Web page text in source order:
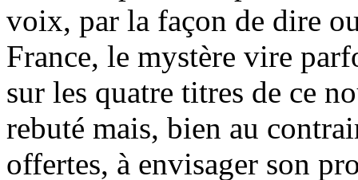
voix, par la façon de dire
France, le mystère vire
sur les quatre titres de ce
rebuté mais, bien au
offertes, à envisager son